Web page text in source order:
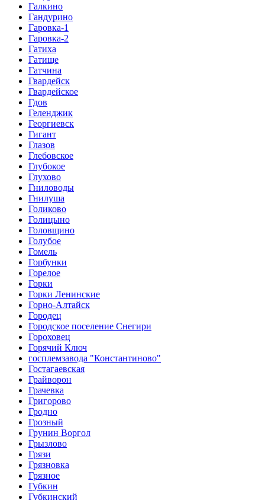
Галкино
Гандурино
Гаровка-1
Гаровка-2
Гатиха
Гатище
Гатчина
Гвардейск
Гвардейское
Гдов
Геленджик
Георгиевск
Гигант
Глазов
Глебовское
Глубокое
Глухово
Гниловоды
Гнилуша
Голиково
Голицыно
Головщино
Голубое
Гомель
Горбунки
Горелое
Горки
Горки Ленинские
Горно-Алтайск
Городец
Городское поселение Снегири
Гороховец
Горячий Ключ
госплемзавода "Константиново"
Гостагаевская
Грайворон
Грачевка
Григорово
Гродно
Грозный
Грунин Воргол
Грызлово
Грязи
Грязновка
Грязное
Губкин
Губкинский